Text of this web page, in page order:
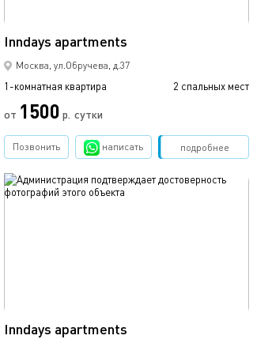
Inndays apartments
Москва, ул.Обручева, д.37
1-комнатная квартира 2 спальных мест
от 1500 р. сутки
подробнее
Позвонить написать Забронировать
Inndays apartments
обновлено 05.08.2026